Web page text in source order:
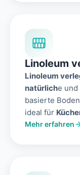
Linoleum
Linoleum
natürliche und
basierte
ideal für
Mehr erfahren